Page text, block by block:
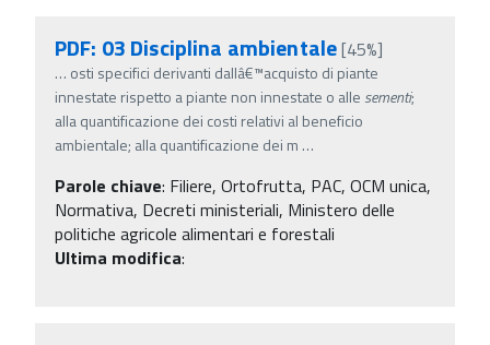
PDF: 03 Disciplina ambientale[45%]
… osti specifici derivanti dallâ€™acquisto di piante
innestate rispetto a piante non innestate o alle sementi;
alla quantificazione dei costi relativi al beneficio
ambientale; alla quantificazione dei m …
Parole chiave: Filiere, Ortofrutta, PAC, OCM unica,
Normativa, Decreti ministeriali, Ministero delle
politiche agricole alimentari e forestali
Ultima modifica: